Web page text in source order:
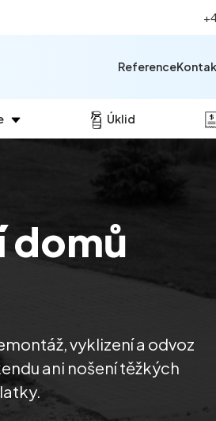
Úklid
Reference
domů
vyklizení a odvoz
ani nošení těžkých